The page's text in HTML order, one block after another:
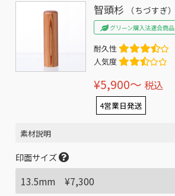
智頭杉 （ちづすぎ）
グリーン購入法適合商品
耐久性
人気度
¥5,900〜 税込
4営業日発送
素材説明
印面サイズ